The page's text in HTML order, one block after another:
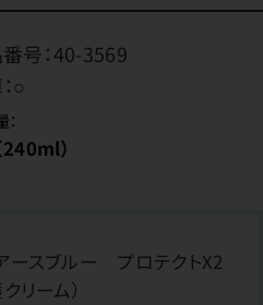
号：40-3569
○
240ml）
ースブルー プロテクトX2
リーム）